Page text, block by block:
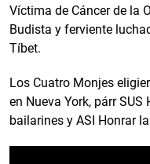
Víctima de Cáncer de la
Budista y ferviente
Tíbet.
Los Cuatro Monjes
en Nueva York, párr SUS
bailarines y ASI Honrar